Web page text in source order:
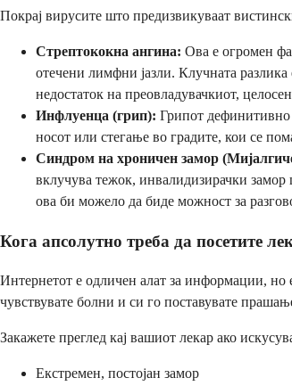
Покрај вирусите што предизвикуваат
Стрептококна ангина: Ова е огромен
отечени лимфни јазли. Клучната
недостаток на преовладувачкиот,
Инфлуенца (грип): Грипот дефинитивно
носот или стегање во градите, кои се
Синдром на хроничен замор
вклучува тежок, инвалидизирачки
ова би можело да биде можност за
Кога апсолутно треба да посетите
Интернетот е одличен алат за информации, но
чувствувате болни и си го поставувате
Закажете преглед кај вашиот лекар ако
Екстремен, постојан замор